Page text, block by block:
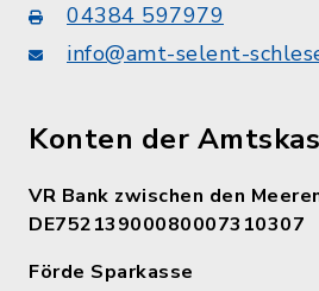
04384 597979
info@amt-selent-
Konten der
VR Bank zwischen den
DE75213900080007310307
Förde